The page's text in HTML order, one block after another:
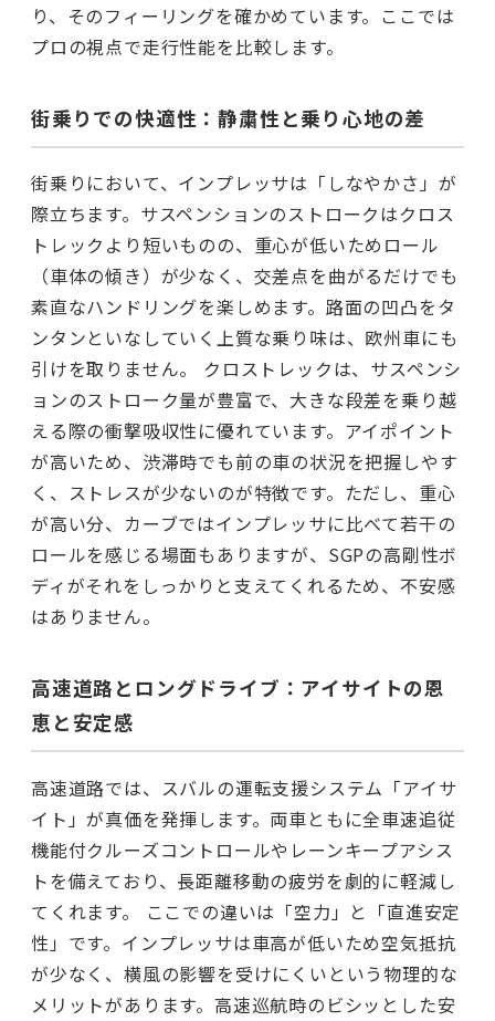
り、そのフィーリングを確かめています。ここでは
プロの視点で走行性能を比較します。
街乗りでの快適性：静粛性と乗り心地の差
街乗りにおいて、インプレッサは「しなやかさ」が
際立ちます。サスペンションのストロークはクロス
トレックより短いものの、重心が低いためロール
（車体の傾き）が少なく、交差点を曲がるだけでも
素直なハンドリングを楽しめます。路面の凹凸をタ
ンタンといなしていく上質な乗り味は、欧州車にも
引けを取りません。 クロストレックは、サスペンシ
ョンのストローク量が豊富で、大きな段差を乗り越
える際の衝撃吸収性に優れています。アイポイント
が高いため、渋滞時でも前の車の状況を把握しやす
く、ストレスが少ないのが特徴です。ただし、重心
が高い分、カーブではインプレッサに比べて若干の
ロールを感じる場面もありますが、SGPの高剛性ボ
ディがそれをしっかりと支えてくれるため、不安感
はありません。
高速道路とロングドライブ：アイサイトの恩
恵と安定感
高速道路では、スバルの運転支援システム「アイサ
イト」が真価を発揮します。両車ともに全車速追従
機能付クルーズコントロールやレーンキープアシス
トを備えており、長距離移動の疲労を劇的に軽減し
てくれます。 ここでの違いは「空力」と「直進安定
性」です。インプレッサは車高が低いため空気抵抗
が少なく、横風の影響を受けにくいという物理的な
メリットがあります。高速巡航時のビシッとした安